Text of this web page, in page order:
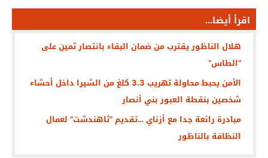
اقرأ أيضا...
هلال الناظور يقترب من ضمان البقاء بانتصار ثمين على
“الطاس”
الأمن يحبط محاولة تهريب 3.3 كلغ من الشيرا داخل أحشاء
شخصين بنقطة العبور بني أنصار
مبادرة رائعة جدا مع أزناي …تقديم “ثاهندشت” لعمال
النظافة بالناظور